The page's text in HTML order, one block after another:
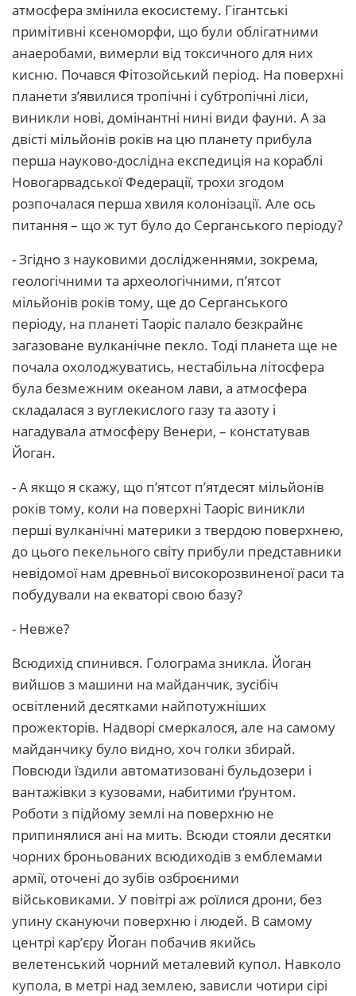
атмосфера змінила екосистему. Гігантські
примітивні ксеноморфи, що були облігатними
анаеробами, вимерли від токсичного для них
кисню. Почався Фітозойський період. На поверхні
планети з’явилися тропічні і субтропічні ліси,
виникли нові, домінантні нині види фауни. А за
двісті мільйонів років на цю планету прибула
перша науково-дослідна експедиція на кораблі
Новогарвадської Федерації, трохи згодом
розпочалася перша хвиля колонізації. Але ось
питання – що ж тут було до Серганського періоду?
- Згідно з науковими дослідженнями, зокрема,
геологічними та археологічними, п’ятсот
мільйонів років тому, ще до Серганського
періоду, на планеті Таоріс палало безкрайнє
загазоване вулканічне пекло. Тоді планета ще не
почала охолоджуватись, нестабільна літосфера
була безмежним океаном лави, а атмосфера
складалася з вуглекислого газу та азоту і
нагадувала атмосферу Венери, – констатував
Йоган.
- А якщо я скажу, що п’ятсот п’ятдесят мільйонів
років тому, коли на поверхні Таоріс виникли
перші вулканічні материки з твердою поверхнею,
до цього пекельного світу прибули представники
невідомої нам древньої високорозвиненої раси та
побудували на екваторі свою базу?
- Невже?
Всюдихід спинився. Голограма зникла. Йоган
вийшов з машини на майданчик, зусібіч
освітлений десятками найпотужніших
прожекторів. Надворі смеркалося, але на самому
майданчику було видно, хоч голки збирай.
Повсюди їздили автоматизовані бульдозери і
вантажівки з кузовами, набитими ґрунтом.
Роботи з підйому землі на поверхню не
припинялися ані на мить. Всюди стояли десятки
чорних броньованих всюдиходів з емблемами
армії, оточені до зубів озброєними
військовиками. У повітрі аж роїлися дрони, без
упину скануючи поверхню і людей. В самому
центрі кар’єру Йоган побачив якийсь
велетенський чорний металевий купол. Навколо
купола, в метрі над землею, зависли чотири сірі